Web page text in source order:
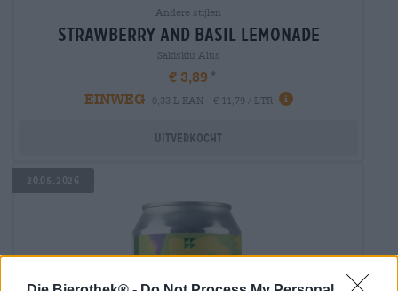
Andere stijlen
strawberry and basil lemonade
Sakiskiu Alus
€ 3,89
EINWEG
0,33 L KAN - € 11,79 / LTR
Uitverkocht
20.05.2026